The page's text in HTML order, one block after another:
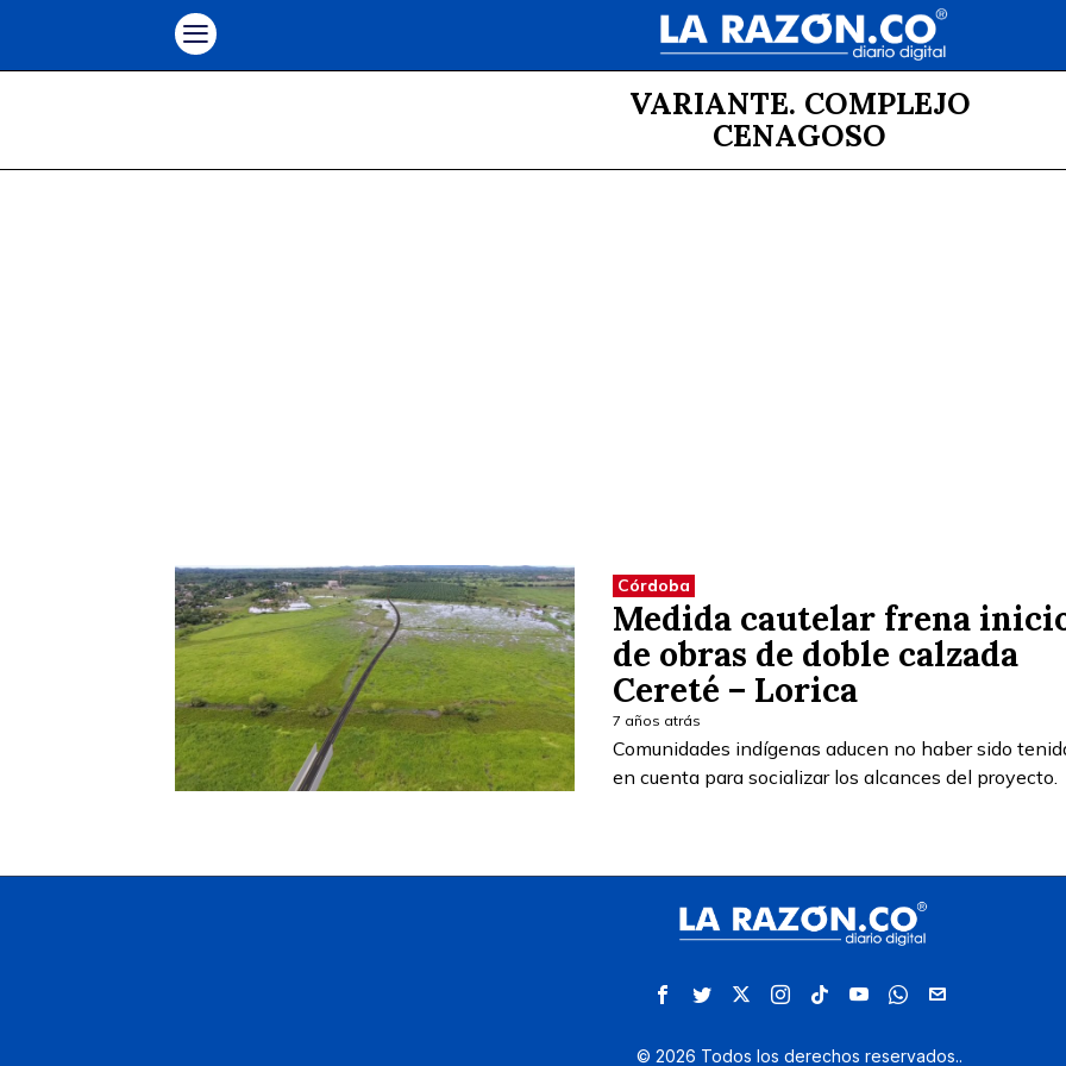
VARIANTE. COMPLEJO
CENAGOSO
Córdoba
Medida cautelar frena
de obras de doble calzada
Cereté – Lorica
7 años atrás
Comunidades indígenas aducen no haber sido
en cuenta para socializar los alcances del proyecto.
© 2026 Todos los derechos reservados..